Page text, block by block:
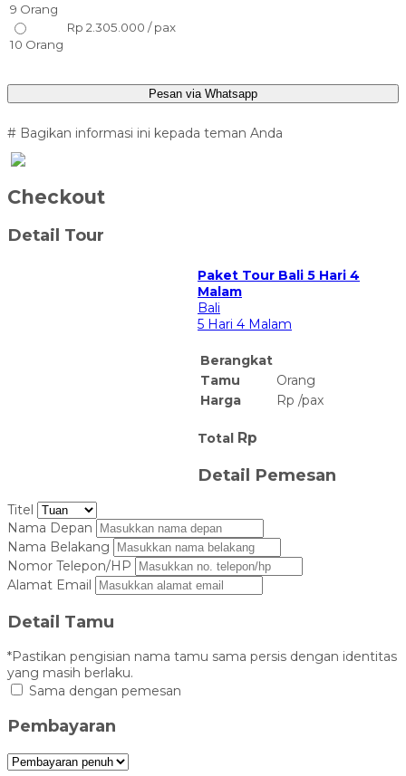
9 Orang
10 Orang
Rp 2.305.000 / pax
Pesan via Whatsapp
# Bagikan informasi ini kepada teman Anda
Checkout
Detail Tour
Paket Tour Bali 5 Hari 4
Malam
Bali
5 Hari 4 Malam
Berangkat
Tamu
Orang
Harga
Rp /pax
Total Rp
Detail Pemesan
Titel
Nama Depan
Nama Belakang
Nomor Telepon/HP
Alamat Email
Detail Tamu
*Pastikan pengisian nama tamu sama persis dengan identitas
yang masih berlaku.
Sama dengan pemesan
Pembayaran